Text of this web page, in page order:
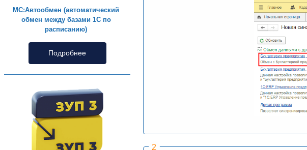
МС:Автообмен (автоматический
обмен между базами 1С по
расписанию)
Подробнее